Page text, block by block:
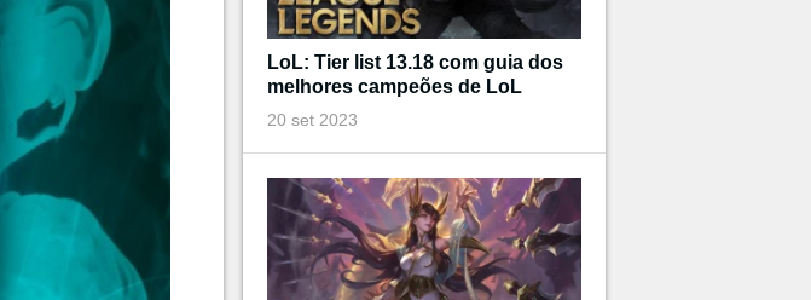
LoL: Tier list 13.18 com guia dos
melhores campeões de LoL
20 set 2023